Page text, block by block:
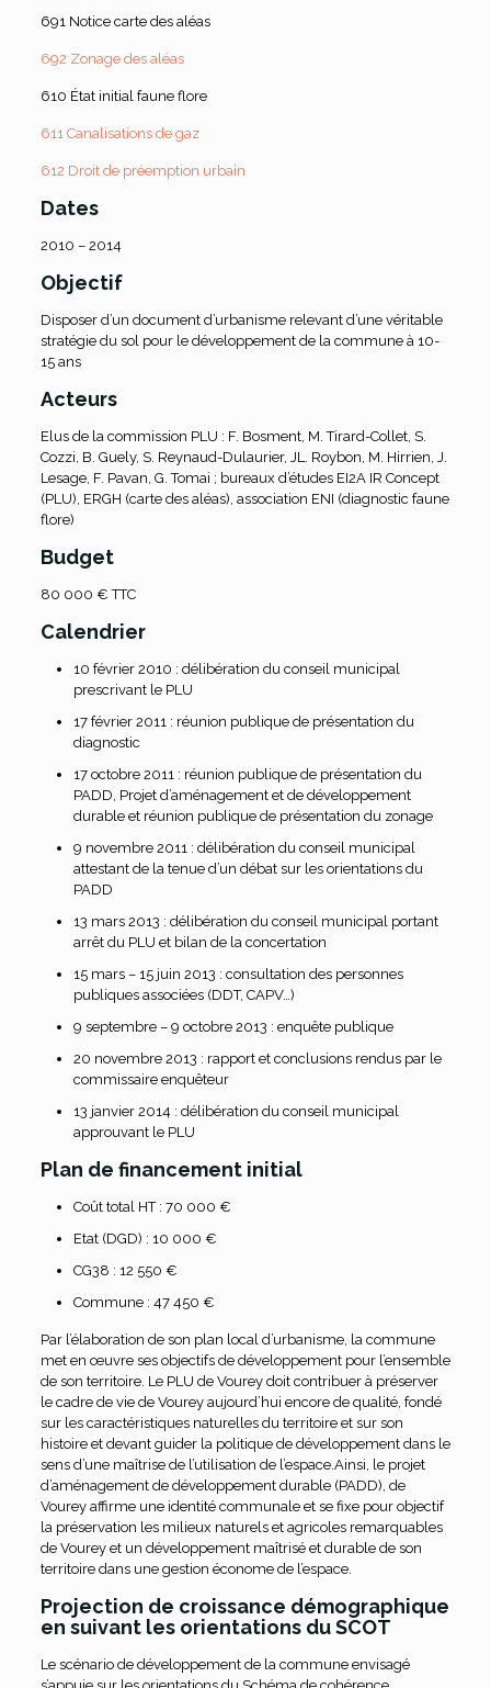
691 Notice carte des aléas
692 Zonage des aléas
610 État initial faune flore
611 Canalisations de gaz
612 Droit de préemption urbain
Dates
2010 – 2014
Objectif
Disposer d’un document d’urbanisme relevant d’une véritable
stratégie du sol pour le développement de la commune à 10-
15 ans
Acteurs
Elus de la commission PLU : F. Bosment, M. Tirard-Collet, S.
Cozzi, B. Guely, S. Reynaud-Dulaurier, JL. Roybon, M. Hirrien, J.
Lesage, F. Pavan, G. Tomai ; bureaux d’études EI2A IR Concept
(PLU), ERGH (carte des aléas), association ENI (diagnostic faune
flore)
Budget
80 000 € TTC
Calendrier
10 février 2010 : délibération du conseil municipal
prescrivant le PLU
17 février 2011 : réunion publique de présentation du
diagnostic
17 octobre 2011 : réunion publique de présentation du
PADD, Projet d’aménagement et de développement
durable et réunion publique de présentation du zonage
9 novembre 2011 : délibération du conseil municipal
attestant de la tenue d’un débat sur les orientations du
PADD
13 mars 2013 : délibération du conseil municipal portant
arrêt du PLU et bilan de la concertation
15 mars – 15 juin 2013 : consultation des personnes
publiques associées (DDT, CAPV…)
9 septembre – 9 octobre 2013 : enquête publique
20 novembre 2013 : rapport et conclusions rendus par le
commissaire enquêteur
13 janvier 2014 : délibération du conseil municipal
approuvant le PLU
Plan de financement initial
Coût total HT : 70 000 €
Etat (DGD) : 10 000 €
CG38 : 12 550 €
Commune : 47 450 €
Par l’élaboration de son plan local d’urbanisme, la commune
met en œuvre ses objectifs de développement pour l’ensemble
de son territoire. Le PLU de Vourey doit contribuer à préserver
le cadre de vie de Vourey aujourd’hui encore de qualité, fondé
sur les caractéristiques naturelles du territoire et sur son
histoire et devant guider la politique de développement dans le
sens d’une maîtrise de l’utilisation de l’espace.Ainsi, le projet
d’aménagement de développement durable (PADD), de
Vourey affirme une identité communale et se fixe pour objectif
la préservation les milieux naturels et agricoles remarquables
de Vourey et un développement maîtrisé et durable de son
territoire dans une gestion économe de l’espace.
Projection de croissance démographique
en suivant les orientations du SCOT
Le scénario de développement de la commune envisagé